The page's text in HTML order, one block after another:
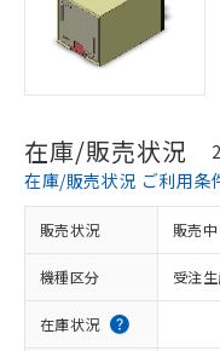
在庫/販売状況
在庫/販売状況 ご利用条
販売状況 販売中
機種区分 受注
在庫状況